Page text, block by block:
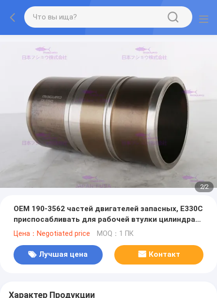
2/2
OEM 190-3562 частей двигателей запасных, E330C
приспосабливать для рабочей втулки цилиндра
catt
Цена：Negotiated price MOQ：1 ПК
Лучшая цена Контакт
Характер Продукции